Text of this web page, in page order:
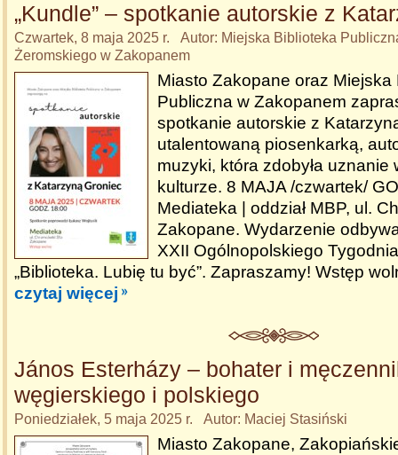
„Kundle” – spotkanie autorskie z
Czwartek, 8 maja 2025 r. Autor: Miejska Biblioteka
Żeromskiego w Zakopanem
Miasto Zakopane oraz Miejska
Publiczna w Zakopanem
spotkanie autorskie z
utalentowaną piosenkarką,
muzyki, która zdobyła uznanie
kulturze. 8 MAJA /czwartek/
Mediateka | oddział MBP, ul.
Zakopane. Wydarzenie
XXII Ogólnopolskiego
„Biblioteka. Lubię tu być”. Zapraszamy! Wstęp
czytaj więcej
János Esterházy – bohater i
węgierskiego i polskiego
Poniedziałek, 5 maja 2025 r. Autor: Maciej Stasiński
Miasto Zakopane,